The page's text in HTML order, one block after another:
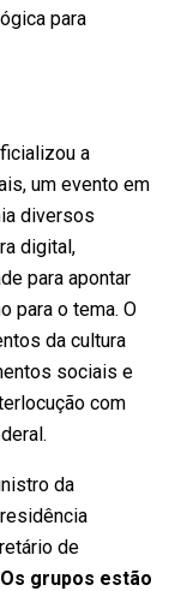
para
a
um evento em
diversos
digital,
para apontar
para o tema. O
da cultura
sociais e
com
da
de
Os grupos estão